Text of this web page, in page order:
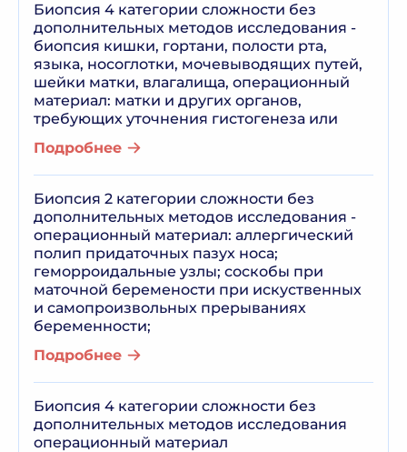
Биопсия 4 категории сложности без
дополнительных методов исследования -
биопсия кишки, гортани, полости рта,
языка, носоглотки, мочевыводящих путей,
шейки матки, влагалища, операционный
материал: матки и других органов,
требующих уточнения гистогенеза или
Подробнее
Биопсия 2 категории сложности без
дополнительных методов исследования -
операционный материал: аллергический
полип придаточных пазух носа;
геморроидальные узлы; соскобы при
маточной беремености при искуственных
и самопроизвольных прерываниях
беременности;
Подробнее
Биопсия 4 категории сложности без
дополнительных методов исследования
операционный материал